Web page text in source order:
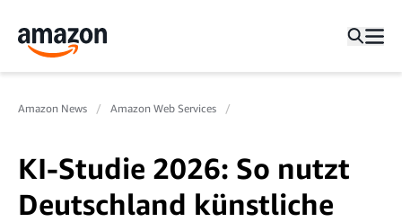
Amazon News Amazon Web Services
KI-Studie 2026: So nutzt
Deutschland künstliche